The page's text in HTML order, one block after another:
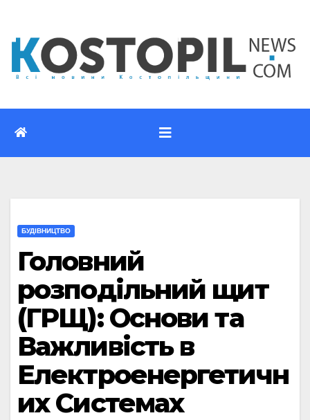
вмісту
БУДІВНИЦТВО
Головний
розподільний щит
(ГРЩ): Основи та
Важливість в
Електроенергетичн
их Системах